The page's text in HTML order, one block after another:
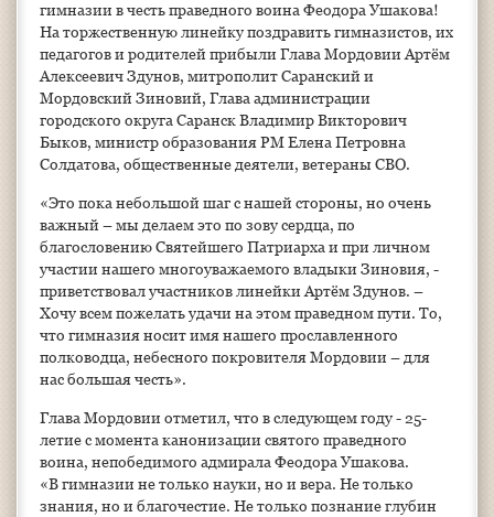
гимназии в честь праведного воина Феодора Ушакова!
На торжественную линейку поздравить гимназистов, их
педагогов и родителей прибыли Глава Мордовии Артём
Алексеевич Здунов, митрополит Саранский и
Мордовский Зиновий, Глава администрации
городского округа Саранск Владимир Викторович
Быков, министр образования РМ Елена Петровна
Солдатова, общественные деятели, ветераны СВО.
«Это пока небольшой шаг с нашей стороны, но очень
важный – мы делаем это по зову сердца, по
благословению Святейшего Патриарха и при личном
участии нашего многоуважаемого владыки Зиновия, -
приветствовал участников линейки Артём Здунов. –
Хочу всем пожелать удачи на этом праведном пути. То,
что гимназия носит имя нашего прославленного
полководца, небесного покровителя Мордовии – для
нас большая честь».
Глава Мордовии отметил, что в следующем году - 25-
летие с момента канонизации святого праведного
воина, непобедимого адмирала Феодора Ушакова.
«В гимназии не только науки, но и вера. Не только
знания, но и благочестие. Не только познание глубин